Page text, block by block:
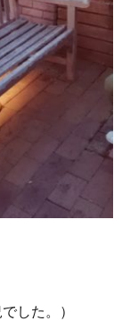
した。）